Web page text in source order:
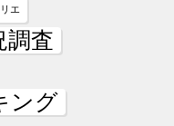
エ
調査
ング